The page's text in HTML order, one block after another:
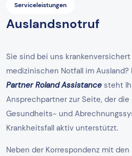
Serviceleistungen
Auslandsnotruf
Sie sind bei uns
medizinischen Notfall im
Partner Roland Assistance steht
Ansprechpartner zur Seite, der
Gesundheits- und
Krankheitsfall aktiv unterstützt.
Neben der Korrespondenz mit